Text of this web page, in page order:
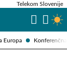
Europa
Telekom Slovenije